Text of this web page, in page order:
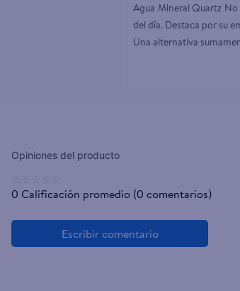
Agua Mineral Quartz
del día. Destaca por su
Una alternativa
0 Calificación promedio (0 comentarios)